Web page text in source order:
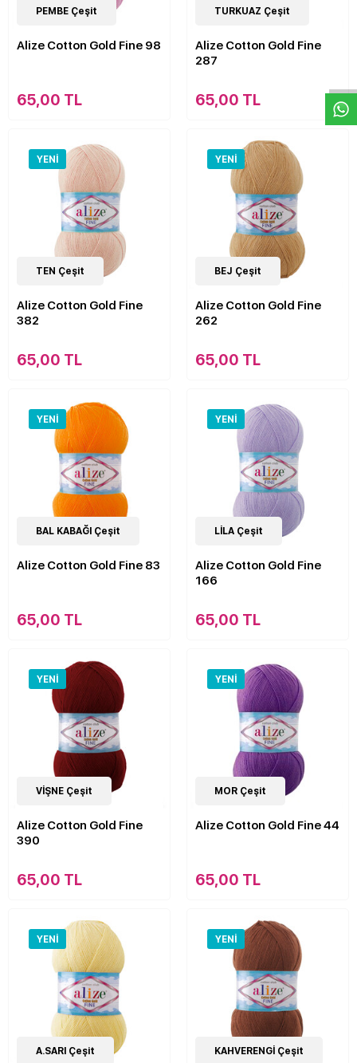
15Çeşit
PEMBE Çeşit
Alize Cotton Gold Fine 98
65,00 TL
15Çeşit
TURKUAZ Çeşit
Alize Cotton Gold Fine
287
65,00 TL
YENI
15Çeşit
TEN Çeşit
Alize Cotton Gold Fine
382
65,00 TL
YENI
15Çeşit
BEJ Çeşit
Alize Cotton Gold Fine
262
65,00 TL
YENI
15Çeşit
BAL KABAĞI Çeşit
Alize Cotton Gold Fine 83
65,00 TL
YENI
15Çeşit
LİLA Çeşit
Alize Cotton Gold Fine
166
65,00 TL
YENI
15Çeşit
VİŞNE Çeşit
Alize Cotton Gold Fine
390
65,00 TL
YENI
15Çeşit
MOR Çeşit
Alize Cotton Gold Fine 44
65,00 TL
YENI
15Çeşit
A.SARI Çeşit
YENI
15Çeşit
KAHVERENGİ Çeşit